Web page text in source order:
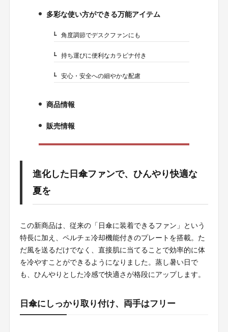
2.
多彩な使い方ができる万能アイテム
2-1.角度調節でデスクファンにも
2-2.持ち運びに便利なカラビナ付き
2-3.安心・安全への細やかな配慮
3.
商品情報
4.
販売情報
進化した日傘ファンで、ひんやり快適な
夏を
この新商品は、従来の「日傘に装着できるファン」という
特長に加え、ペルチェ冷却機能付きのプレートを搭載。た
だ風を送るだけでなく、直接肌に当てることで効率的に体
を冷やすことができるようになりました。蒸し暑い日で
も、ひんやりとした冷感で快適さが格段にアップします。
日傘にしっかり取り付け、両手はフリー